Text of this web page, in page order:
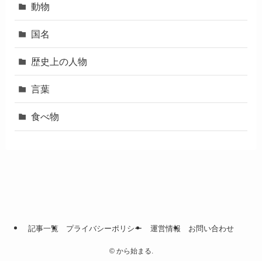
動物
国名
歴史上の人物
言葉
食べ物
記事一覧 プライバシーポリシー 運営情報 お問い合わせ
©から始まる.